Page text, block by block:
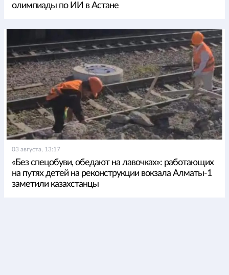
олимпиады по ИИ в Астане
03 августа, 13:17
«Без спецобуви, обедают на лавочках»: работающих
на путях детей на реконструкции вокзала Алматы-1
заметили казахстанцы